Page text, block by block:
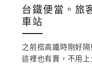
台鐵便當。旅
車站
之前搭高鐵時剛好
這裡也有賣，不用上